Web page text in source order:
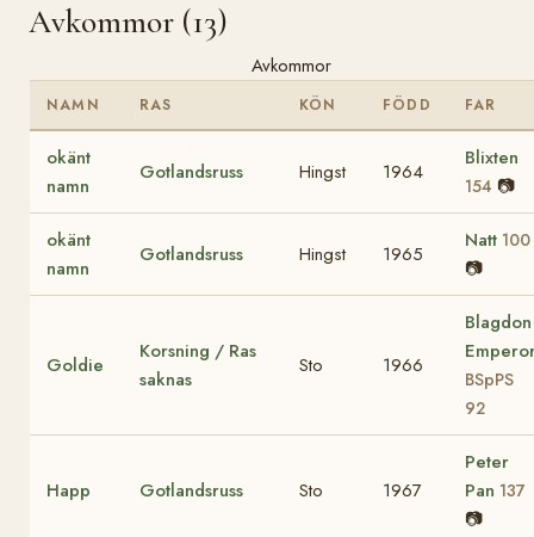
Avkommor (13)
Avkommor
NAMN RAS KÖN FÖDD FAR
okänt
namn
Gotlandsruss Hingst 1964
Blixten
154 📷
okänt
namn
Gotlandsruss Hingst 1965
Natt 100
📷
Goldie
Korsning / Ras
saknas
Sto 1966
Blagdon
BSpPS
92
Happ Gotlandsruss Sto 1967
Peter
Pan 137
📷